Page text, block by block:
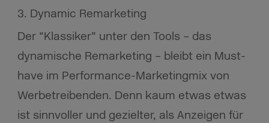
3. Dynamic Remarketing
Der “Klassiker” unter den Tools – das
dynamische Remarketing – bleibt ein Must-
have im Performance-Marketingmix von
Werbetreibenden. Denn kaum etwas etwas
ist sinnvoller und gezielter, als Anzeigen für